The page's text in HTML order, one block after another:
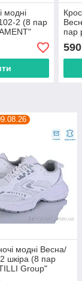
модні
2 (8 пар
пар
590
модні Весна/
шкіра (8 пар
Group"